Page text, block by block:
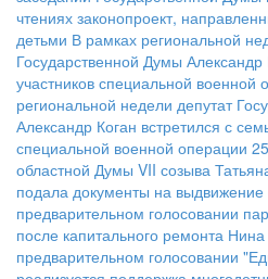
чтениях законопроект,
детьми В рамках региональной
Государственной Думы
участников специальной военной
региональной недели депутат
Александр Коган встретился с
специальной военной операции
областной Думы VII созыва
подала документы на выдвижение
предварительном голосовании
после капитального ремонта Нина
предварительном голосовании